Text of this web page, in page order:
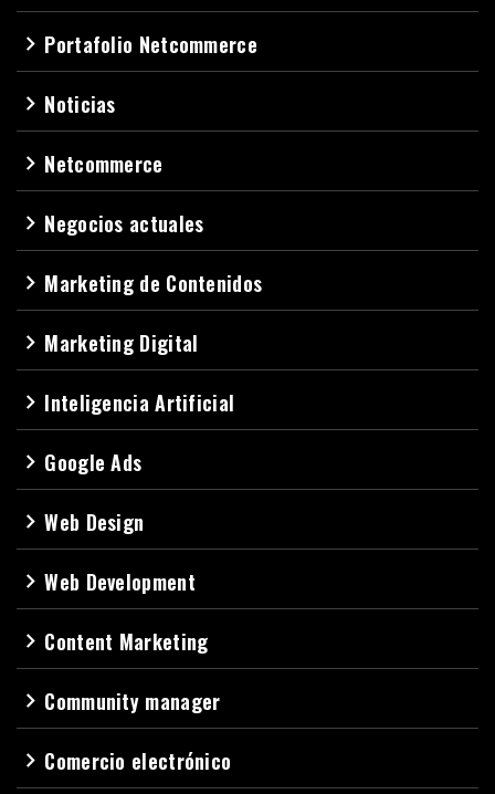
navigate_next Portafolio Netcommerce
navigate_next Noticias
navigate_next Netcommerce
navigate_next Negocios actuales
navigate_next Marketing de Contenidos
navigate_next Marketing Digital
navigate_next Inteligencia Artificial
navigate_next Google Ads
navigate_nextWeb Design
navigate_nextWeb Development
navigate_next Content Marketing
navigate_next Community manager
navigate_next Comercio electrónico